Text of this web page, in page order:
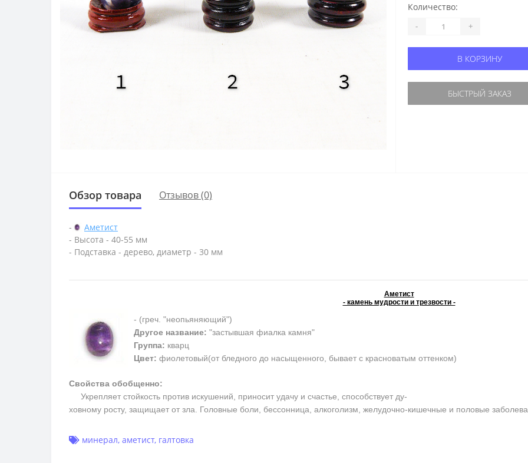
Количество:
- +
В КОРЗИНУ
БЫСТРЫЙ ЗАКАЗ
Обзор товара Отзывов (0)
-
Аметист
- Высота - 40-55 мм
- Подставка - дерево, диаметр - 30 мм
Аметист
- камень мудрости и трезвости -
- (греч. "неопьяняющий")
Другое название: "застывшая фиалка камня"
Группа: кварц
Цвет: фиолетовый(от бледного до насыщенного, бывает с красноватым оттенком)
Свойства обобщенно:
Укрепляет стойкость против искушений, приносит удачу и счастье, способствует ду-
ховному росту, защищает от зла. Головные боли, бессонница, алкоголизм, желудочно-кишечные и половые
минерал, аметист, галтовка